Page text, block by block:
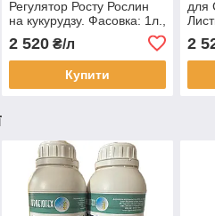
Регулятор Росту Рослин
на кукурудзу. Фасовка: 1л.,
2 520₴/л
Купити
для
2